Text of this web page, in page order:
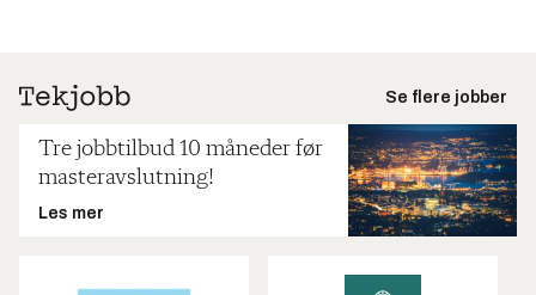
Se flere jobber
Tre jobbtilbud 10 måneder før
masteravslutning!
Les mer